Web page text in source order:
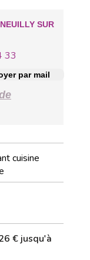
SUR
33
par mail
cuisine
€ jusqu'à